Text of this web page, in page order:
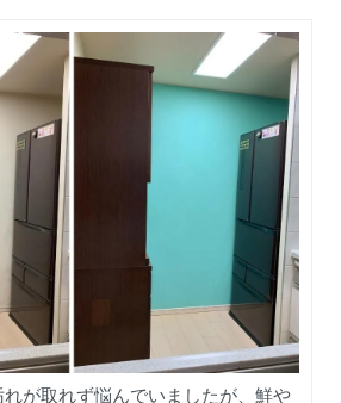
が取れず悩んでいましたが、鮮や